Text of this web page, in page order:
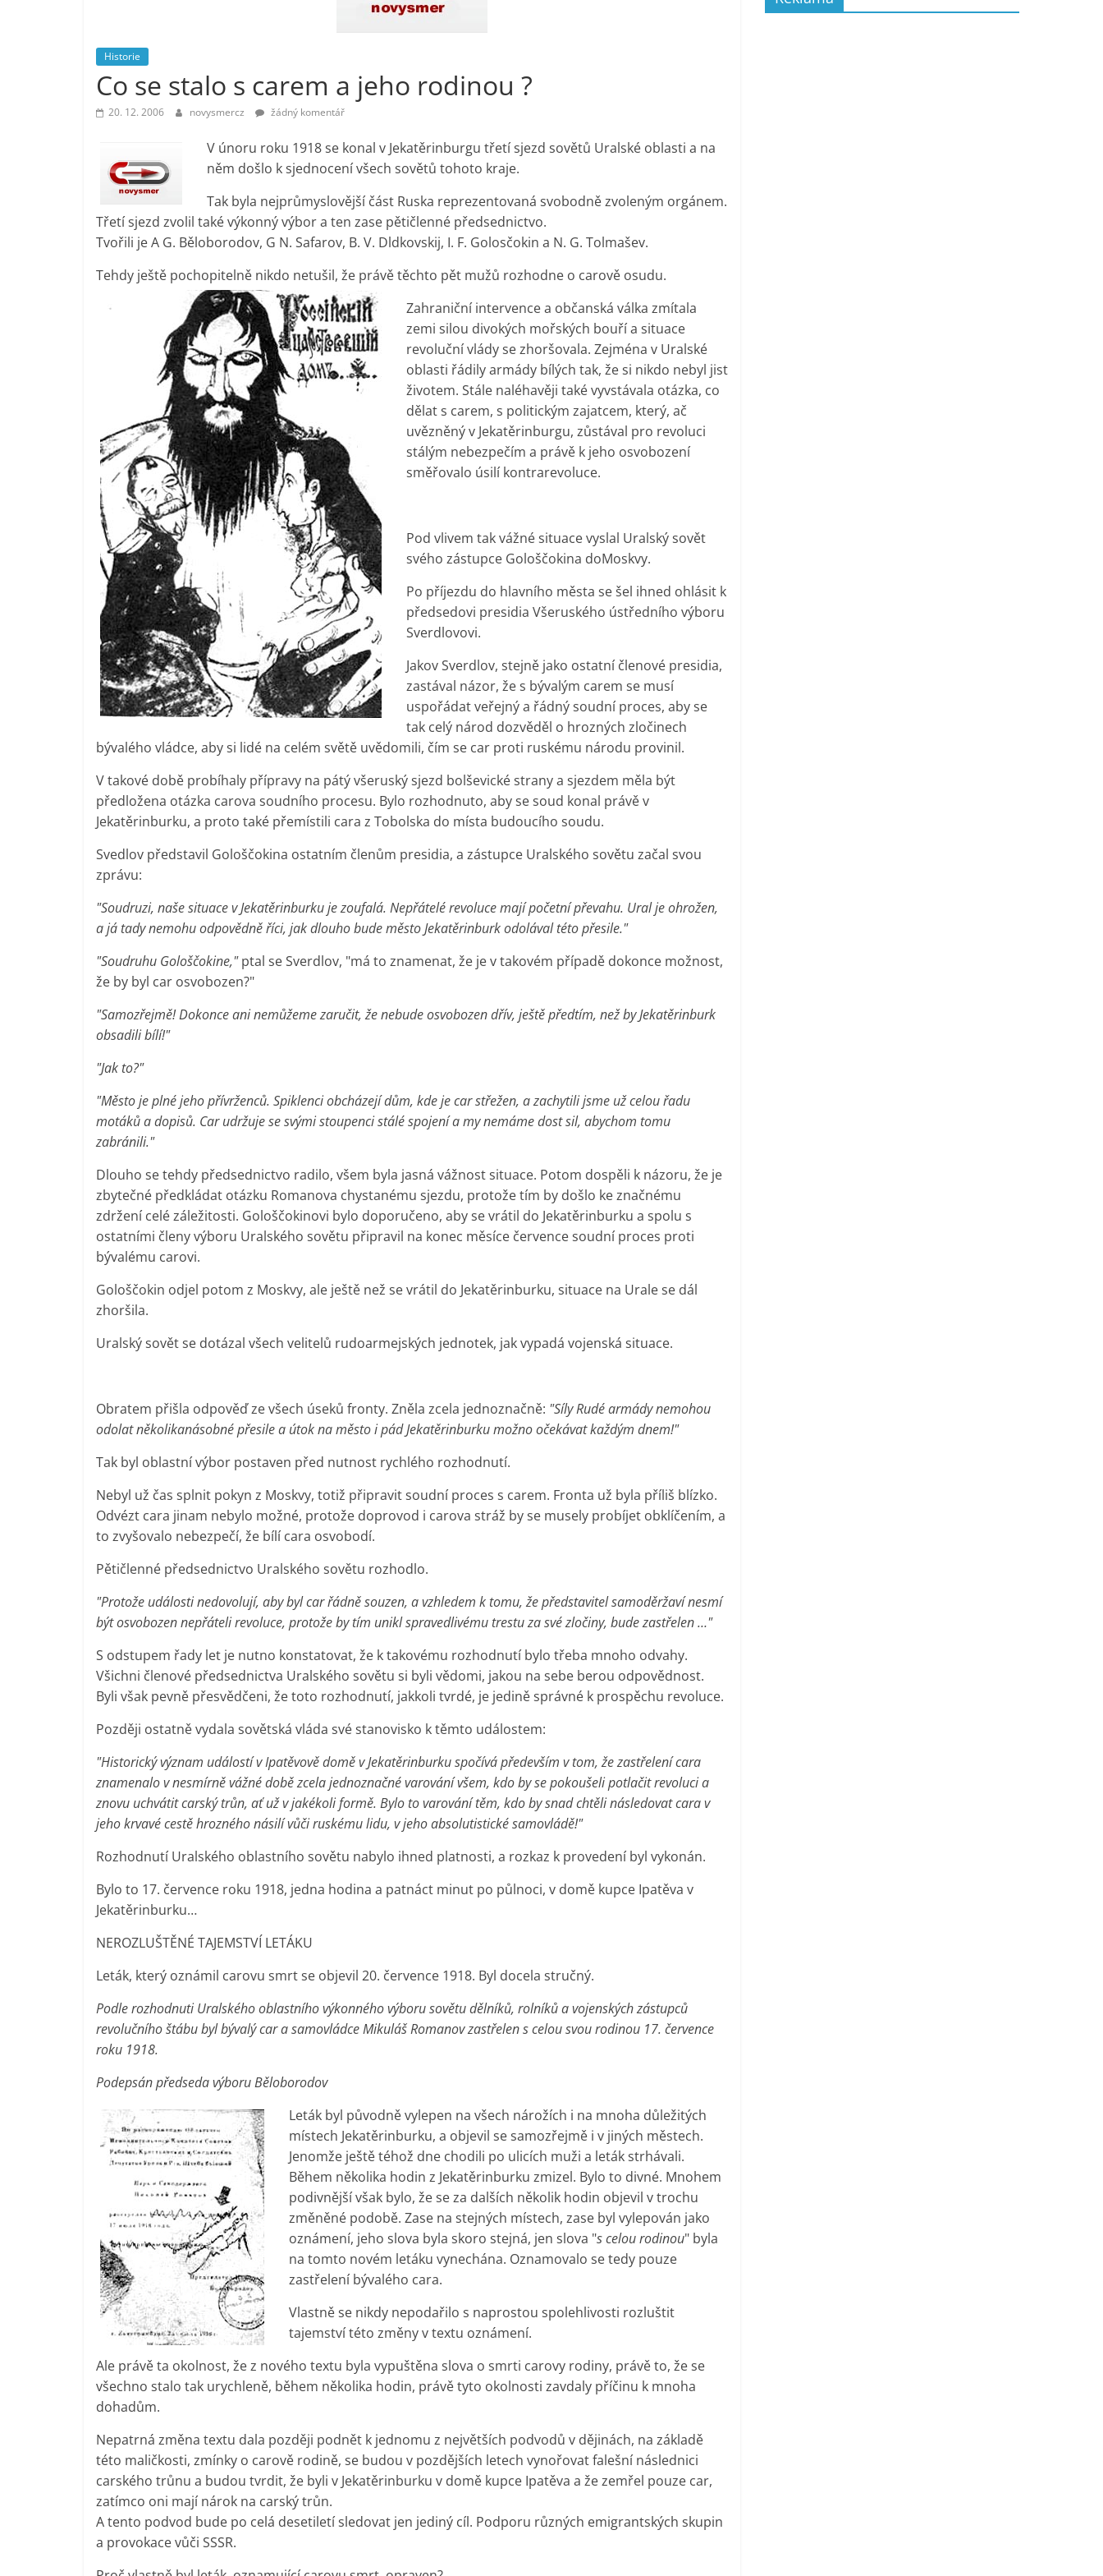
Historie
Co se stalo s carem a jeho rodinou ?
20. 12. 2006 novysmercz žádný komentář
V únoru roku 1918 se konal v Jekatěrinburgu třetí sjezd sovětů Uralské oblasti a na
něm došlo k sjednocení všech sovětů tohoto kraje.
Tak byla nejprůmyslovější část Ruska reprezentovaná svobodně zvoleným orgánem.
Třetí sjezd zvolil také výkonný výbor a ten zase pětičlenné předsednictvo.
Tvořili je A G. Běloborodov, G N. Safarov, B. V. Dldkovskij, I. F. Golosčokin a N. G. Tolmašev.
Tehdy ještě pochopitelně nikdo netušil, že právě těchto pět mužů rozhodne o carově osudu.
Zahraniční intervence a občanská válka zmítala
zemi silou divokých mořských bouří a situace
revoluční vlády se zhoršovala. Zejména v Uralské
oblasti řádily armády bílých tak, že si nikdo nebyl jist
životem. Stále naléhavěji také vyvstávala otázka, co
dělat s carem, s politickým zajatcem, který, ač
uvězněný v Jekatěrinburgu, zůstával pro revoluci
stálým nebezpečím a právě k jeho osvobození
směřovalo úsilí kontrarevoluce.
Pod vlivem tak vážné situace vyslal Uralský sovět
svého zástupce Gološčokina doMoskvy.
Po příjezdu do hlavního města se šel ihned ohlásit k
předsedovi presidia Všeruského ústředního výboru
Sverdlovovi.
Jakov Sverdlov, stejně jako ostatní členové presidia,
zastával názor, že s bývalým carem se musí
uspořádat veřejný a řádný soudní proces, aby se
tak celý národ dozvěděl o hrozných zločinech
bývalého vládce, aby si lidé na celém světě uvědomili, čím se car proti ruskému národu provinil.
V takové době probíhaly přípravy na pátý všeruský sjezd bolševické strany a sjezdem měla být
předložena otázka carova soudního procesu. Bylo rozhodnuto, aby se soud konal právě v
Jekatěrinburku, a proto také přemístili cara z Tobolska do místa budoucího soudu.
Svedlov představil Gološčokina ostatním členům presidia, a zástupce Uralského sovětu začal svou
zprávu:
"Soudruzi, naše situace v Jekatěrinburku je zoufalá. Nepřátelé revoluce mají početní převahu. Ural je ohrožen,
a já tady nemohu odpovědně říci, jak dlouho bude město Jekatěrinburk odolával této přesile."
"Soudruhu Gološčokine,"ptal se Sverdlov, "má to znamenat, že je v takovém případě dokonce možnost,
že by byl car osvobozen?"
"Samozřejmě! Dokonce ani nemůžeme zaručit, že nebude osvobozen dřív, ještě předtím, než by Jekatěrinburk
obsadili bílí!"
"Jak to?"
"Město je plné jeho přívrženců. Spiklenci obcházejí dům, kde je car střežen, a zachytili jsme už celou řadu
motáků a dopisů. Car udržuje se svými stoupenci stálé spojení a my nemáme dost sil, abychom tomu
zabránili."
Dlouho se tehdy předsednictvo radilo, všem byla jasná vážnost situace. Potom dospěli k názoru, že je
zbytečné předkládat otázku Romanova chystanému sjezdu, protože tím by došlo ke značnému
zdržení celé záležitosti. Gološčokinovi bylo doporučeno, aby se vrátil do Jekatěrinburku a spolu s
ostatními členy výboru Uralského sovětu připravil na konec měsíce července soudní proces proti
bývalému carovi.
Gološčokin odjel potom z Moskvy, ale ještě než se vrátil do Jekatěrinburku, situace na Urale se dál
zhoršila.
Uralský sovět se dotázal všech velitelů rudoarmejských jednotek, jak vypadá vojenská situace.
Obratem přišla odpověď ze všech úseků fronty. Zněla zcela jednoznačně: "Síly Rudé armády nemohou
odolat několikanásobné přesile a útok na město i pád Jekatěrinburku možno očekávat každým dnem!"
Tak byl oblastní výbor postaven před nutnost rychlého rozhodnutí.
Nebyl už čas splnit pokyn z Moskvy, totiž připravit soudní proces s carem. Fronta už byla příliš blízko.
Odvézt cara jinam nebylo možné, protože doprovod i carova stráž by se musely probíjet obklíčením, a
to zvyšovalo nebezpečí, že bílí cara osvobodí.
Pětičlenné předsednictvo Uralského sovětu rozhodlo.
"Protože události nedovolují, aby byl car řádně souzen, a vzhledem k tomu, že představitel samoděržaví nesmí
být osvobozen nepřáteli revoluce, protože by tím unikl spravedlivému trestu za své zločiny, bude zastřelen …"
S odstupem řady let je nutno konstatovat, že k takovému rozhodnutí bylo třeba mnoho odvahy.
Všichni členové předsednictva Uralského sovětu si byli vědomi, jakou na sebe berou odpovědnost.
Byli však pevně přesvědčeni, že toto rozhodnutí, jakkoli tvrdé, je jedině správné k prospěchu revoluce.
Později ostatně vydala sovětská vláda své stanovisko k těmto událostem:
"Historický význam událostí v Ipatěvově domě v Jekatěrinburku spočívá především v tom, že zastřelení cara
znamenalo v nesmírně vážné době zcela jednoznačné varování všem, kdo by se pokoušeli potlačit revoluci a
znovu uchvátit carský trůn, ať už v jakékoli formě. Bylo to varování těm, kdo by snad chtěli následovat cara v
jeho krvavé cestě hrozného násilí vůči ruskému lidu, v jeho absolutistické samovládě!"
Rozhodnutí Uralského oblastního sovětu nabylo ihned platnosti, a rozkaz k provedení byl vykonán.
Bylo to 17. července roku 1918, jedna hodina a patnáct minut po půlnoci, v domě kupce Ipatěva v
Jekatěrinburku…
NEROZLUŠTĚNÉ TAJEMSTVÍ LETÁKU
Leták, který oznámil carovu smrt se objevil 20. července 1918. Byl docela stručný.
Podle rozhodnuti Uralského oblastního výkonného výboru sovětu dělníků, rolníků a vojenských zástupců
revolučního štábu byl bývalý car a samovládce Mikuláš Romanov zastřelen s celou svou rodinou 17. července
roku 1918.
Podepsán předseda výboru Běloborodov
Leták byl původně vylepen na všech nárožích i na mnoha důležitých
místech Jekatěrinburku, a objevil se samozřejmě i v jiných městech.
Jenomže ještě téhož dne chodili po ulicích muži a leták strhávali.
Během několika hodin z Jekatěrinburku zmizel. Bylo to divné. Mnohem
podivnější však bylo, že se za dalších několik hodin objevil v trochu
změněné podobě. Zase na stejných místech, zase byl vylepován jako
oznámení, jeho slova byla skoro stejná, jen slova "s celou rodinou" byla
na tomto novém letáku vynechána. Oznamovalo se tedy pouze
zastřelení bývalého cara.
Vlastně se nikdy nepodařilo s naprostou spolehlivosti rozluštit
tajemství této změny v textu oznámení.
Ale právě ta okolnost, že z nového textu byla vypuštěna slova o smrti carovy rodiny, právě to, že se
všechno stalo tak urychleně, během několika hodin, právě tyto okolnosti zavdaly příčinu k mnoha
dohadům.
Nepatrná změna textu dala později podnět k jednomu z největších podvodů v dějinách, na základě
této maličkosti, zmínky o carově rodině, se budou v pozdějších letech vynořovat falešní následnici
carského trůnu a budou tvrdit, že byli v Jekatěrinburku v domě kupce Ipatěva a že zemřel pouze car,
zatímco oni mají nárok na carský trůn.
A tento podvod bude po celá desetiletí sledovat jen jediný cíl. Podporu různých emigrantských skupin
a provokace vůči SSSR.